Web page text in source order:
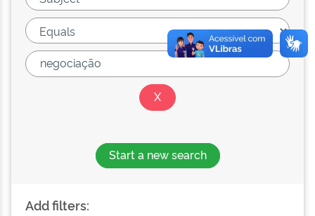
Start a new search
Add filters: